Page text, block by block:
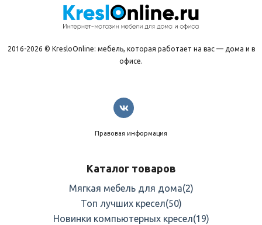
2016-2026 © KresloOnline: мебель, которая работает на вас — дома и в
офисе.
Правовая информация
Каталог товаров
Мягкая мебель для дома(2)
Топ лучших кресел(50)
Новинки компьютерных кресел(19)